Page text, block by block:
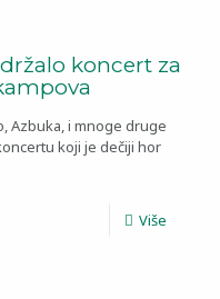
koncert za
Azbuka, i mnoge druge
koji je dečiji hor
Više